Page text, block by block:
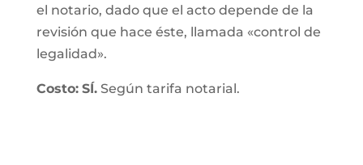
el notario, dado que el acto depende de la
revisión que hace éste, llamada «control de
legalidad».
Costo: SÍ.Según tarifa notarial.